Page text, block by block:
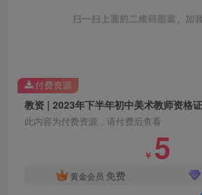
此内容为付费资源，请付费后查看
￥ 5
黄金会员 免费
付费资源